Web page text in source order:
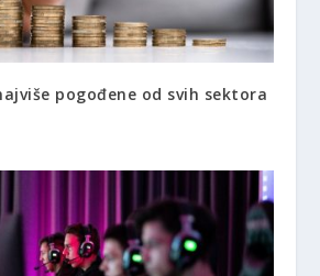
pogođene od svih sektora